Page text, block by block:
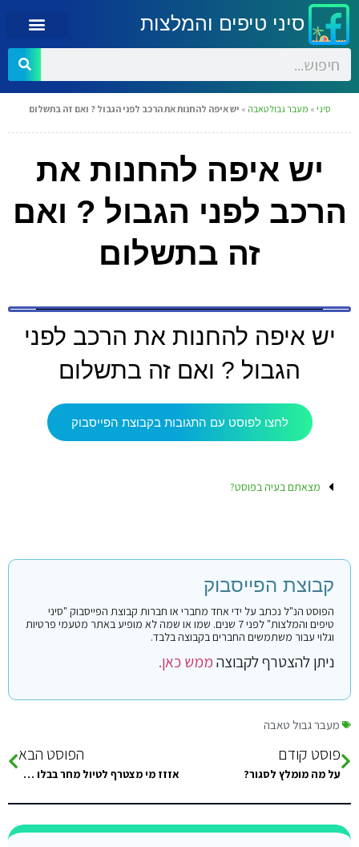
סיני טיפים והמלצות
סיני » מעבר גבול טאבה » יש איפה להחנות את הרכב לפני הגבול ? ואם זה בתשלום
יש איפה להחנות את
הרכב לפני הגבול ? ואם
זה בתשלום
יש איפה להחנות את הרכב לפני
הגבול ? ואם זה בתשלום
לחצו לפוסט עם התגובות בקבוצת הפייסבוק
מצאתם בעיה בפוסט?
קבוצת הפייסבוק
הפוסט הנ"ל נכתב על ידי אחד מחברי או חברות קבוצת הפייסבוק "סיני
טיפים והמלצות" לפני 7 שנים. שמו או שמה לא מופיע באתר מטעמי פרטיות
וגלוי עבור משתמשים החברים בקבוצה בלבד.
ניתן להצטרף לקבוצהממש כאן.
מעבר גבול טאבה
פוסט קודם
על מה מומלץ לסגור?
הפוסט הבא
אזזז מי מצטרף לטיול מחר בבלו הול, ראס אבו גלום והלגונה הכחולה?? יוצאים מדהב ב10 בבוקר??